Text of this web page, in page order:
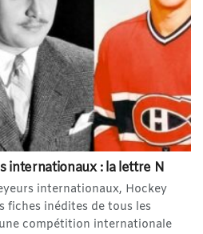
internationaux : la lettre N
internationaux, Hockey
fiches inédites de tous les
compétition internationale